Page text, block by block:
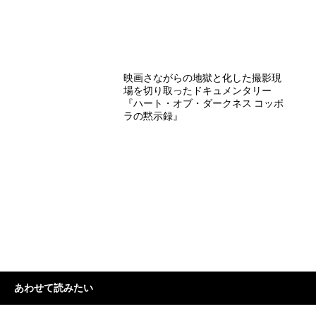
映画さながらの地獄と化した撮影現
場を切り取ったドキュメンタリー
『ハート・オブ・ダークネス コッポ
ラの黙示録』
あわせて読みたい